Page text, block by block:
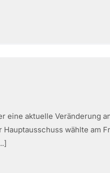
eine aktuelle Veränderung
wählte am